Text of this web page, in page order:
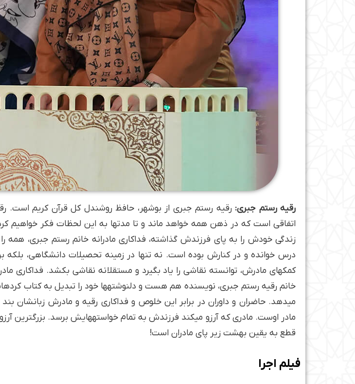
رقیه رستم جبری: رقیه رستم جبری از بوشهر، حافظ روشندل کل قرآن کریم است.
اتفاقی است که در ذهن همه خواهد ماند و تا مدت­ها به این لحظات فکر خواهیم
زندگی خودش را به پای فرزندش گذاشته­، فداکاری مادرانه خانم رستم جبری، همه
درس خوانده و در کنارش بوده است. نه تنها در زمینه تحصیلات دانشگاهی، بلکه
کمک­های مادرش، توانسته نقاشی را یاد بگیرد و مستقلانه نقاشی بکشد. فداکاری
خانم رقیه رستم جبری، نویسنده هم هست و دلنوشته­ها خود را تبدیل به کتاب
می­دهد. حاضران و داوران در برابر این خلوص و فداکاری رقیه و مادرش زبانشان
مادر اوست. مادری که آرزو می­کند فرزندش به تمام خواسته­هایش برسد.
قطع به یقین بهشت زیر پای مادران است!
فیلم اجرا